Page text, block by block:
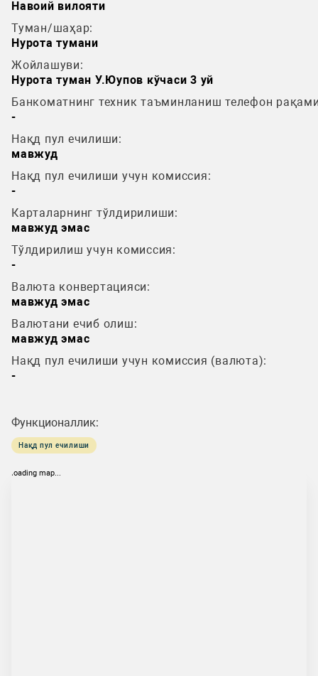
Навоий вилояти
Туман/шаҳар:
Нурота тумани
Жойлашуви:
Нурота туман У.Юупов кўчаси 3 уй
Банкоматнинг техник таъминланиш телефон
-
Нақд пул ечилиши:
мавжуд
Нақд пул ечилиши учун комиссия:
-
Карталарнинг тўлдирилиши:
мавжуд эмас
Тўлдирилиш учун комиссия:
-
Валюта конвертацияси:
мавжуд эмас
Валютани ечиб олиш:
мавжуд эмас
Нақд пул ечилиши учун комиссия (валюта):
-
Функционаллик:
Нақд пул ечилиши
loading map...